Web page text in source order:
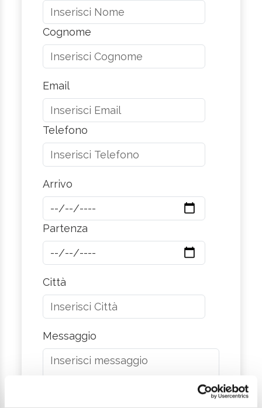
Cognome
Email
Telefono
Arrivo
Partenza
Città
Messaggio